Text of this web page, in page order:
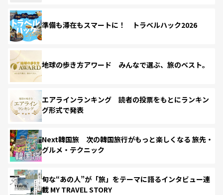
準備も滞在もスマートに！ トラベルハック2026
地球の歩き方アワード みんなで選ぶ、旅のベスト。
エアラインランキング 読者の投票をもとにランキン
グ形式で発表
Next韓国旅 次の韓国旅行がもっと楽しくなる 旅先・
グルメ・テクニック
旬な“あの人”が「旅」をテーマに語るインタビュー連
載 MY TRAVEL STORY